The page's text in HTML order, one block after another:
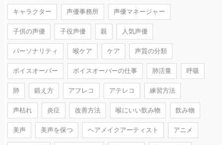
キャラクター 声優事務所 声優マネージャー
子供の声優 子役声優 親 人気声優
パーソナリティ 喉ケア ケア 声質の分類
ボイスオーバー ボイスオーバーの仕事 肺活量 呼吸
肺 鍛え方 アフレコ アテレコ 練習方法
声枯れ 炎症 改善方法 喉にいい飲み物 飲み物
美声 美声を保つ ヘアメイクアーティスト アニメ